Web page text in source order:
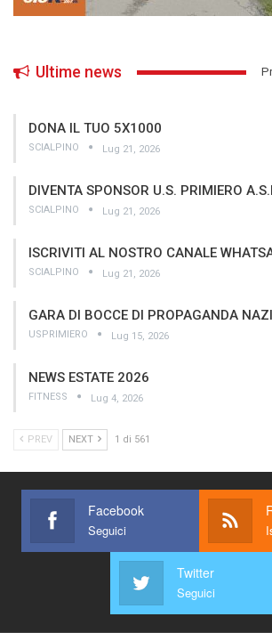
Ultime news
DONA IL TUO 5X1000
SCIALPINO Lug 21, 2026
DIVENTA SPONSOR U.S. PRIMIERO
SCIALPINO Lug 21, 2026
ISCRIVITI AL NOSTRO CANALE
SCIALPINO Lug 21, 2026
GARA DI BOCCE DI PROPAGANDA
USPRIMIERO Lug 15, 2026
NEWS ESTATE 2026
FITNESS Lug 4, 2026
PREV NEXT 1 di 561
Facebook
Seguici
Twitter
Seguici